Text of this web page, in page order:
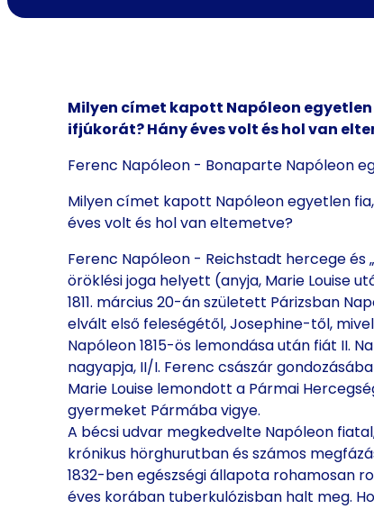
Milyen címet kapott Napóleon
ifjúkorát? Hány éves volt és hol van
Ferenc Napóleon - Bonaparte Napóleon
Milyen címet kapott Napóleon egyetlen
éves volt és hol van eltemetve?
Ferenc Napóleon - Reichstadt hercege
öröklési joga helyett (anyja, Marie Louise
1811. március 20-án született Párizsban
elvált első feleségétől, Josephine-től,
Napóleon 1815-ös lemondása után fiát II.
nagyapja, II/I. Ferenc császár
Marie Louise lemondott a Pármai
gyermeket Pármába vigye.
A bécsi udvar megkedvelte Napóleon
krónikus hörghurutban és számos
1832-ben egészségi állapota rohamosan
éves korában tuberkulózisban halt meg.